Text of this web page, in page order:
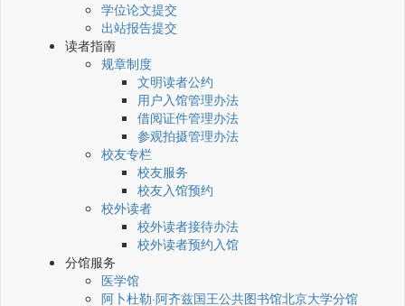
学位论文提交
出站报告提交
读者指南
规章制度
文明读者公约
用户入馆管理办法
借阅证件管理办法
参观拍摄管理办法
校友专栏
校友服务
校友入馆预约
校外读者
校外读者接待办法
校外读者预约入馆
分馆服务
医学馆
阿卜杜勒·阿齐兹国王公共图书馆北京大学分馆